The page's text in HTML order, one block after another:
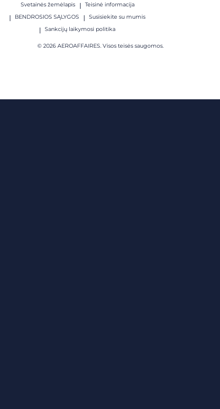
Svetainės žemėlapis
Teisinė informacija
BENDROSIOS SĄLYGOS
Susisiekite su mumis
Sankcijų laikymosi politika
© 2026 AEROAFFAIRES. Visos teisės saugomos.